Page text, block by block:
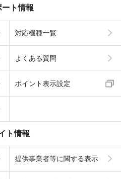
ート情報
対応機種一覧
よくある質問
ポイント表示設定
ト情報
提供事業者等に関する表示